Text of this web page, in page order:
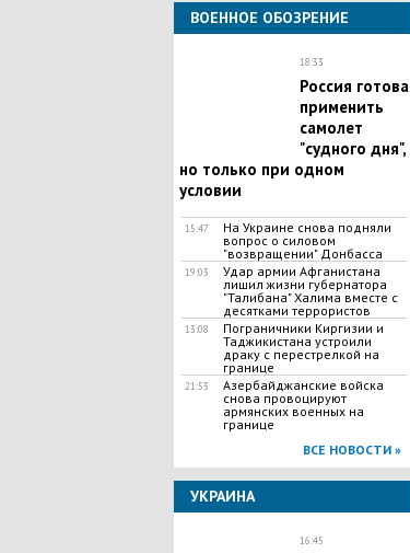
ВОЕННОЕ ОБОЗРЕНИЕ
18:33
​Россия готова
применить
самолет
"судного дня",
но только при одном
условии
15:47
​На Украине снова подняли
вопрос о силовом
"возвращении" Донбасса
19:03
Удар армии Афганистана
лишил жизни губернатора
"Талибана" Халима вместе с
десятками террористов
13:08
Пограничники Киргизии и
Таджикистана устроили
драку с перестрелкой на
границе
21:53
Азербайджанские войска
снова провоцируют
армянских военных на
границе
ВСЕ НОВОСТИ »
УКРАИНА
16:45